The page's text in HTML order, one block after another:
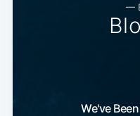
—
We've